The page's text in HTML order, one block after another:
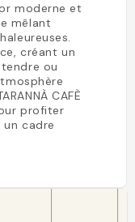
moderne et
mêlant
créant un
ou
CAFÈ
profiter
un cadre